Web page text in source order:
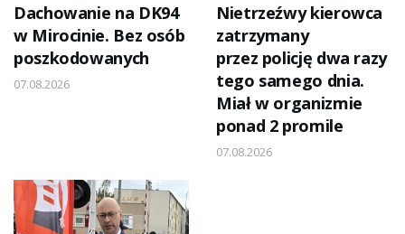
Dachowanie na DK94
w Mirocinie. Bez osób
poszkodowanych
07.08.2026
Nietrzeźwy kierowca
zatrzymany
przez policję dwa razy
tego samego dnia.
Miał w organizmie
ponad 2 promile
07.08.2026